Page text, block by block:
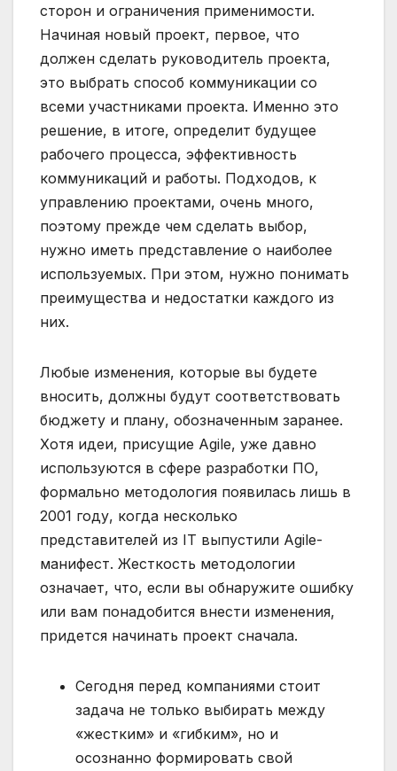
сторон и ограничения применимости.
Начиная новый проект, первое, что
должен сделать руководитель проекта,
это выбрать способ коммуникации со
всеми участниками проекта. Именно это
решение, в итоге, определит будущее
рабочего процесса, эффективность
коммуникаций и работы. Подходов, к
управлению проектами, очень много,
поэтому прежде чем сделать выбор,
нужно иметь представление о наиболее
используемых. При этом, нужно понимать
преимущества и недостатки каждого из
них.
Любые изменения, которые вы будете
вносить, должны будут соответствовать
бюджету и плану, обозначенным заранее.
Хотя идеи, присущие Agile, уже давно
используются в сфере разработки ПО,
формально методология появилась лишь в
2001 году, когда несколько
представителей из IT выпустили Agile-
манифест. Жесткость методологии
означает, что, если вы обнаружите ошибку
или вам понадобится внести изменения,
придется начинать проект сначала.
Сегодня перед компаниями стоит
задача не только выбирать между
«жестким» и «гибким», но и
осознанно формировать свой